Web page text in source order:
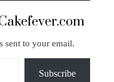
sent to your email.
Subscribe